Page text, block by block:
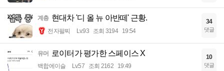
계층 현대차 '디 올 뉴 아반떼' 근황.
전자팔찌 Lv.93 조회 3194 19:54
34
댓글
유머 로이터가 평가한 스페이스 X
백합에이슬 Lv.57 조회 2162 19:49
10
댓글